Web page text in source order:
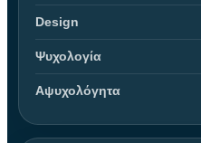
Design
Ψυχολογία
Αψυχολόγητα